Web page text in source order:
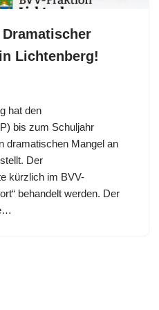
Lichtenberg!
hat den
bis zum Schuljahr
dramatischen Mangel an
Der
kürzlich im BVV-
behandelt werden. Der